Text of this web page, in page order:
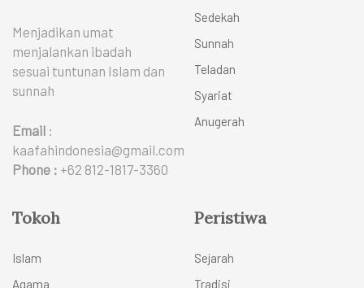
Menjadikan umat
menjalankan ibadah
sesuai tuntunan Islam dan
sunnah
Email :
kaafahindonesia@gmail.com
Phone : +62 812-1817-3360
Sedekah
Sunnah
Teladan
Syariat
Anugerah
Tokoh
Islam
Agama
Peristiwa
Sejarah
Tradisi